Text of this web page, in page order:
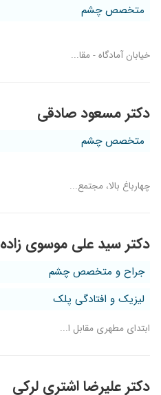
متخصص چشم
خیابان آمادگاه - مقا...
دکتر مسعود صادقی
متخصص چشم
چهارباغ بالا، مجتمع...
دکتر سید علی موسوی زاده
جراح و متخصص چشم
لیزیک و افتادگی پلک
ابتدای مطهری مقابل ا...
دکتر علیرضا اشتری لرکی